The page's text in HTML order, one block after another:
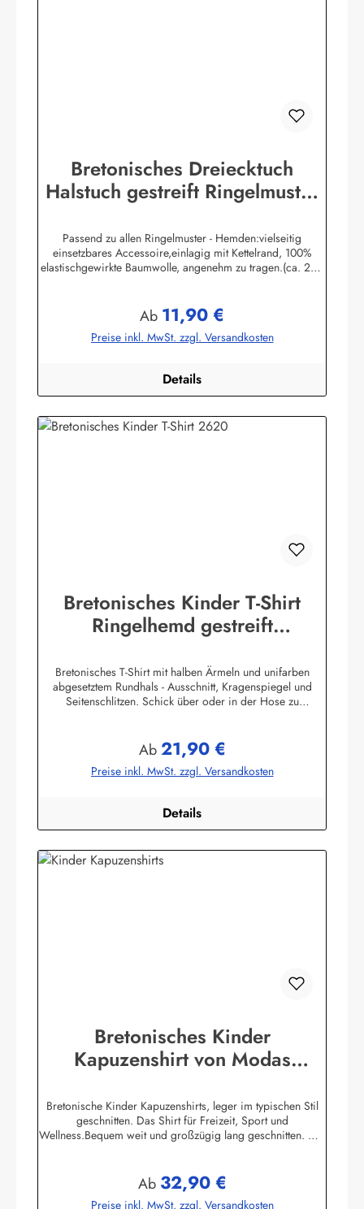
Bretonisches Dreiecktuch
Halstuch gestreift Ringelmuster
Passend zu allen Ringelmuster - Hemden:vielseitig
einsetzbares Accessoire,einlagig mit Kettelrand, 100%
elastischgewirkte Baumwolle, angenehm zu tragen.(ca. 225
Bekleidungswerk GmbHHeglitzer Str. 1226409
Wittmundinfo@modas-bekleidung.de
Regulärer Preis:
Ab 11,90 €
Preise inkl. MwSt. zzgl. Versandkosten
Details
Bretonisches Kinder T-Shirt
Ringelhemd gestreift
Bretonisches T-Shirt mit halben Ärmeln und unifarben
abgesetztem Rundhals - Ausschnitt, Kragenspiegel und
Seitenschlitzen. Schick über oder in der Hose zu
Farbtabelle:Herstellerinformationen:AS Bekleidungswerk
GmbHHeglitzer Str. 1226409 Wittmundinfo@modas-
bekleidung.de
Regulärer Preis:
Ab21,90 €
Preise inkl. MwSt. zzgl. Versandkosten
Details
Bretonisches Kinder
Kapuzenshirt von Modas
Bretonische Kinder Kapuzenshirts, leger im typischen Stil
geschnitten. Das Shirt für Freizeit, Sport und
Wellness.Bequem weit und großzügig lang geschnitten. Die
Ärmelbündchen, zwei praktische Seitentaschen100%
Baumwolle, herrlich elastisch gewirkt und angenehm auf der
Regulärer Preis:
Ab 32,90 €
Preise inkl. MwSt. zzgl. Versandkosten